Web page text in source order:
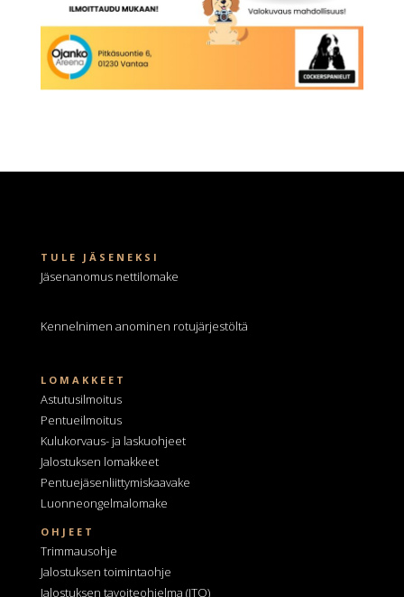
TULE JÄSENEKSI
Jäsenanomus nettilomake
Kennelnimen anominen rotujärjestöltä
LOMAKKEET
Astutusilmoitus
Pentueilmoitus
Kulukorvaus- ja laskuohjeet
Jalostuksen lomakkeet
Pentuejäsenliittymiskaavake
Luonneongelmalomake
OHJEET
Trimmausohje
Jalostuksen toimintaohje
Jalostuksen tavoiteohjelma (JTO)